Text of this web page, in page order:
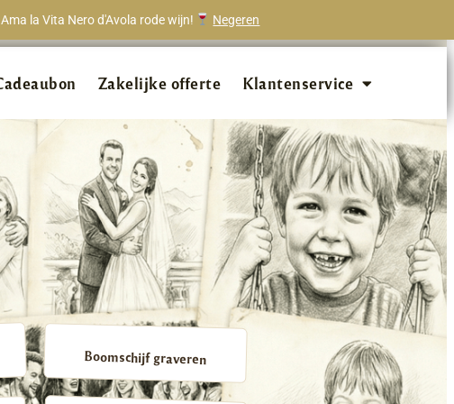
la Vita Nero d'Avola rode wijn! Negeren
98% van onze klanten beveelt ons aan!
Zakelijke offerte Klantenservice
Boomschijf graveren